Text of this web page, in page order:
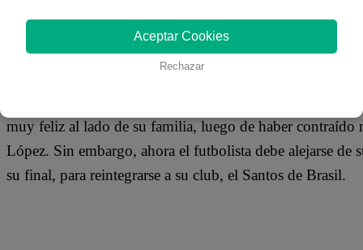
08 de enero 2020
muy feliz al lado de su familia, luego de haber contraído
López. Sin embargo, ahora el futbolista debe alejarse de
su final, para reintegrarse a su club, el Santos de Brasil.
Aceptar Cookies
Rechazar